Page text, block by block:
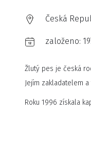
Česká
založeno:
Žlutý pes je česká
Jejím zakladatelem
Roku 1996 získala